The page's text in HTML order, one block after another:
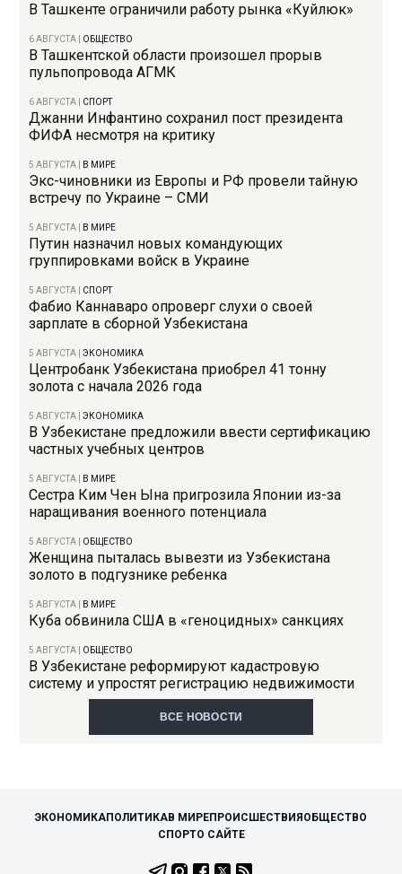
В Ташкенте ограничили работу рынка «Куйлюк»
6 АВГУСТА ОБЩЕСТВО
В Ташкентской области произошел прорыв
пульпопровода АГМК
6 АВГУСТА СПОРТ
Джанни Инфантино сохранил пост президента
ФИФА несмотря на критику
5 АВГУСТА В МИРЕ
Экс-чиновники из Европы и РФ провели тайную
встречу по Украине – СМИ
5 АВГУСТА В МИРЕ
Путин назначил новых командующих
группировками войск в Украине
5 АВГУСТА СПОРТ
Фабио Каннаваро опроверг слухи о своей
зарплате в сборной Узбекистана
5 АВГУСТА |ЭКОНОМИКА
Центробанк Узбекистана приобрел 41 тонну
золота с начала 2026 года
5 АВГУСТА |ЭКОНОМИКА
В Узбекистане предложили ввести сертификацию
частных учебных центров
5 АВГУСТА В МИРЕ
Сестра Ким Чен Ына пригрозила Японии из-за
наращивания военного потенциала
5 АВГУСТА ОБЩЕСТВО
Женщина пыталась вывезти из Узбекистана
золото в подгузнике ребенка
5 АВГУСТА В МИРЕ
Куба обвинила США в «геноцидных» санкциях
5 АВГУСТА ОБЩЕСТВО
В Узбекистане реформируют кадастровую
систему и упростят регистрацию недвижимости
ВСЕ НОВОСТИ
ЭКОНОМИКАПОЛИТИКАВ МИРЕПРОИСШЕСТВИЯ ОБЩЕСТВО
СПОРТО САЙТЕ